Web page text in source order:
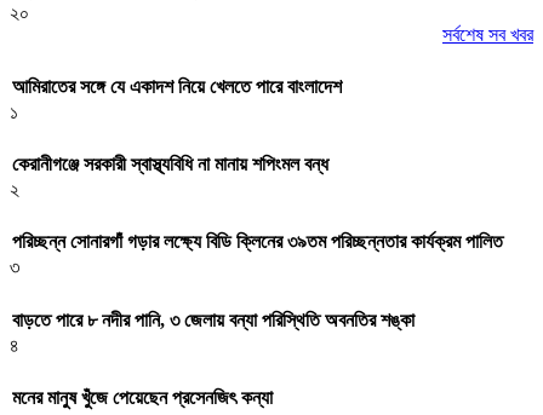
২০
সর্বশেষ সব খবর
আমিরাতের সঙ্গে যে একাদশ নিয়ে খেলতে পারে বাংলাদেশ
১
কেরানীগঞ্জে সরকারী স্বাস্থ্যবিধি না মানায় শপিংমল বন্ধ
২
পরিচ্ছন্ন সোনারগাঁ গড়ার লক্ষ্যে বিডি ক্লিনের ৩৯তম পরিচ্ছন্নতার কার্যক্রম পালিত
৩
বাড়তে পারে ৮ নদীর পানি, ৩ জেলায় বন্যা পরিস্থিতি অবনতির শঙ্কা
৪
মনের মানুষ খুঁজে পেয়েছেন প্রসেনজিৎ কন্যা